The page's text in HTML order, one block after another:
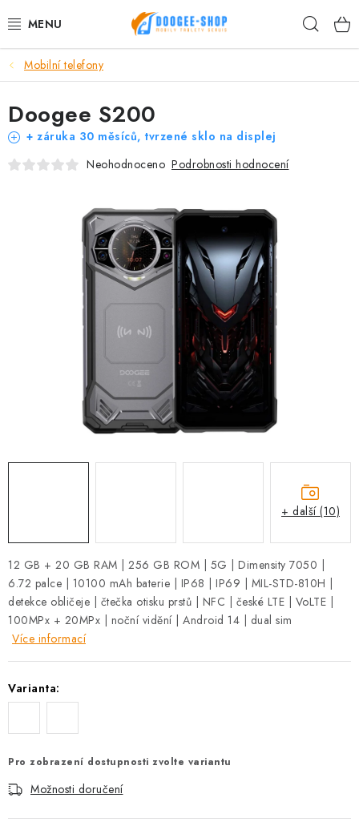
na
MOBILNÍ TELEFONY
TABLET PC
DALŠÍ ZNAČKY
AKČNÍ SLEVY
Proč nakupovat u nás Hodnocení obchodu
Kontakty
Obchodní podmínky
Mobilní telefony
12 GB + 20 GB RAM | 256 GB ROM | 5G | Dimensity 7050 |
6.72 palce | 10100 mAh baterie | IP68 | IP69 | MIL-STD-810H |
detekce obličeje | čtečka otisku prstů | NFC | české LTE | VoLTE |
100MPx + 20MPx | noční vidění | Android 14 | dual sim
Více informací
Varianta:
Pro zobrazení dostupnosti zvolte variantu
Možnosti doručení
Doogee S200
+ záruka 30 měsíců, tvrzené sklo na displej
Neohodnoceno Podrobnosti hodnocení
+ další (10)